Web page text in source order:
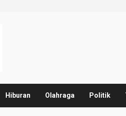
Hiburan Olahraga Politik